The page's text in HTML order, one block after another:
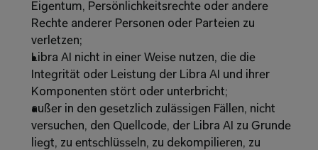
Eigentum, Persönlichkeitsrechte oder andere
Rechte anderer Personen oder Parteien zu
verletzen;
Libra AI nicht in einer Weise nutzen, die die
Integrität oder Leistung der Libra AI und ihrer
Komponenten stört oder unterbricht;
außer in den gesetzlich zulässigen Fällen, nicht
versuchen, den Quellcode, der Libra AI zu Grunde
liegt, zu entschlüsseln, zu dekompilieren, zu